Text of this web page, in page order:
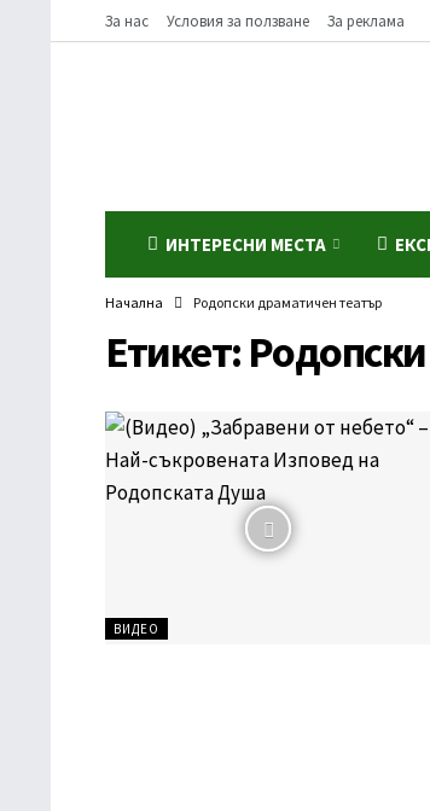
За нас Условия за ползване За реклама
ИНТЕРЕСНИ МЕСТА
Начална Родопски драматичен театър
Етикет:
ВИДЕО